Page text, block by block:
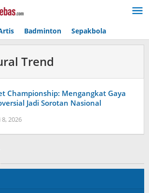
Badminton Sepakbola
Trend
Championship: Mengangkat Gaya
Jadi Sorotan Nasional
8, 2026